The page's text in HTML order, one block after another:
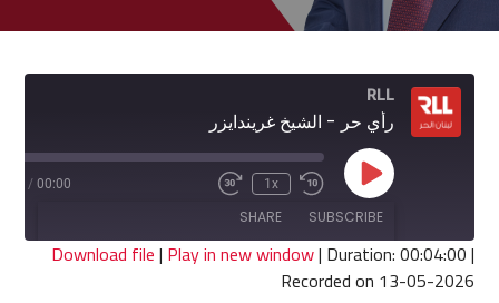
RLL
رأي حر - الشيخ غريندايزر
Play
Episode
Rewind
10
Seconds
1x
Fast
seconds
00:00
/
SUBSCRIBE
SHARE
SHARE
Download file| Play in new window| Duration: 00:04:00|
Recorded on 13-05-2026